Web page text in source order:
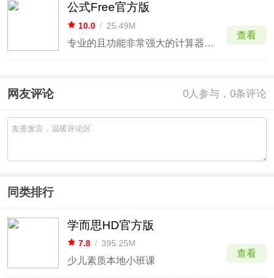
公式Free官方版
10.0 / 25.49M
专业的且功能非常强大的计算器软件
查看
网友评论 0人参与，0条评论
同类排行
学而思HD官方版
7.8 / 395.25M
少儿素质本地小班课
查看